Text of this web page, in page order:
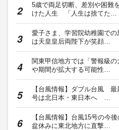
5歳で両足切断、差別や困難
けた人生 「人生は捨てた…
愛子さま、学習院幼稚園で
は天皇皇后両陛下が笑顔…
関東甲信地方では「警報級
や期間が拡大する可能性…
【台風情報】ダブル台風
号は北日本・東日本へ …
【台風情報】台風15号の今
盆休みに東北地方に直撃…